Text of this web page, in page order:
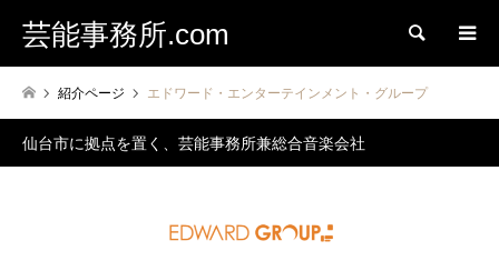
芸能事務所.com 検索
紹介ページ エドワード・エンターテインメント・グループ
仙台市に拠点を置く、芸能事務所兼総合音楽会社